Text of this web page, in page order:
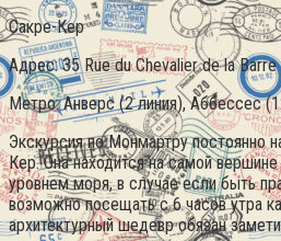
Сакре-Кер
Адрес: 35 Rue du Chevalier de la Barre
Метро: Анверс (2 линия), Аббессес
Экскурсия по Монмартру постоянно
Кер. Она находится на самой
уровнем моря, в случае если быть
возможно посещать с 6 часов утра
архитектурный шедевр обязан